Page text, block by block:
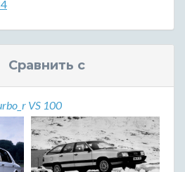
Сравнить с
VS 100